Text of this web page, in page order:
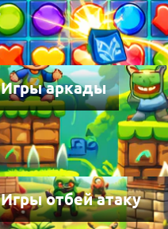
Игры аркады
Игры отбей атаку